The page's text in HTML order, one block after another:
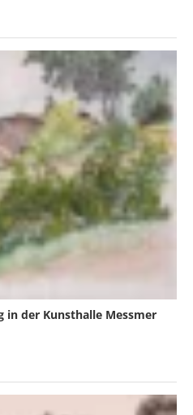
in der Kunsthalle Messmer